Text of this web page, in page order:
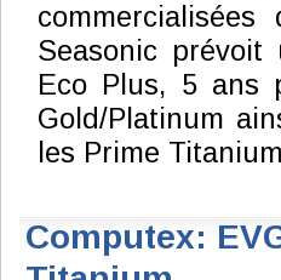
Seasonic
Eco Plus, 5 ans
Gold/Platinum
les Prime
Computex: